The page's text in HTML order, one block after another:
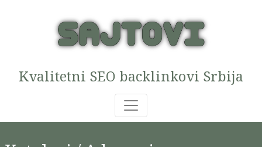
Kvalitetni SEO backlinkovi Srbija